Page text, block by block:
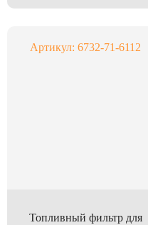
Артикул: 6732-71-6112
Топливный фильтр для